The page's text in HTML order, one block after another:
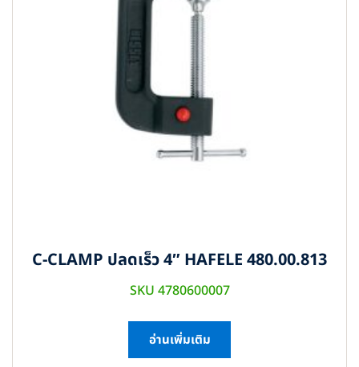
C-CLAMP ปลดเร็ว 4″ HAFELE 480.00.813
SKU 4780600007
อ่านเพิ่มเติม